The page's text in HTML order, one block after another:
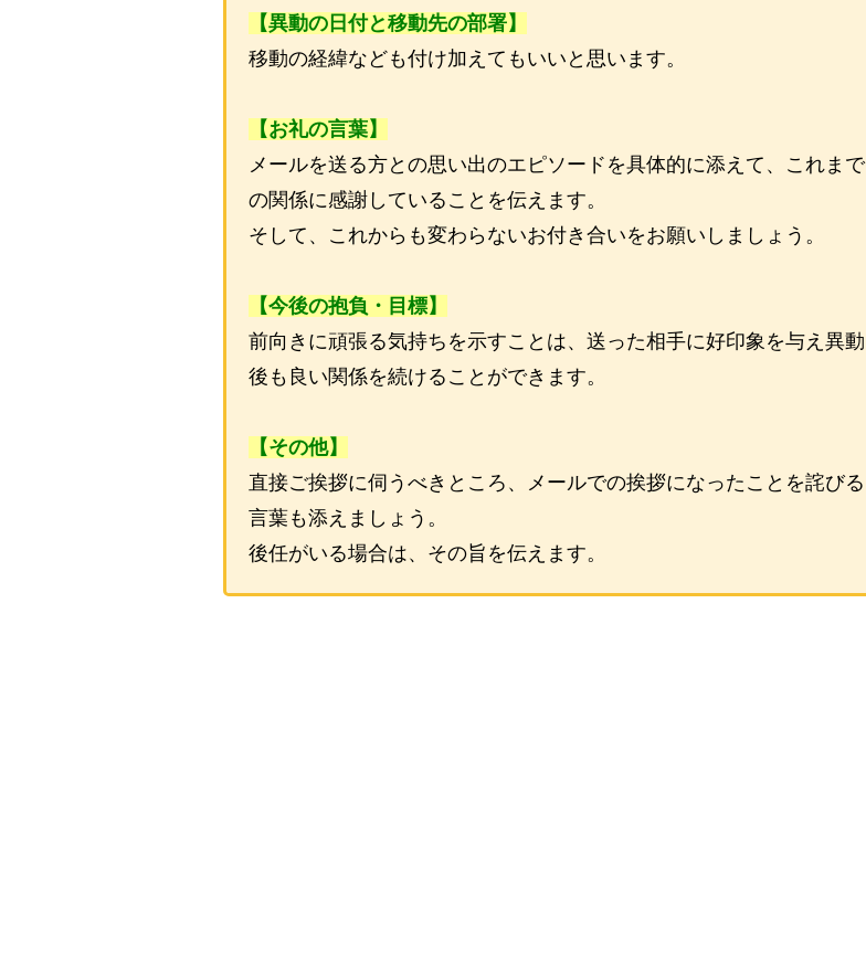
【異動の日付と移動先の部署】
移動の経緯なども付け加えてもいいと思います。
【お礼の言葉】
メールを送る方との思い出のエピソードを具体的に添えて、これまで
の関係に感謝していることを伝えます。
そして、これからも変わらないお付き合いをお願いしましょう。
【今後の抱負・目標】
前向きに頑張る気持ちを示すことは、送った相手に好印象を与え異動
後も良い関係を続けることができます。
【その他】
直接ご挨拶に伺うべきところ、メールでの挨拶になったことを詫びる
言葉も添えましょう。
後任がいる場合は、その旨を伝えます。